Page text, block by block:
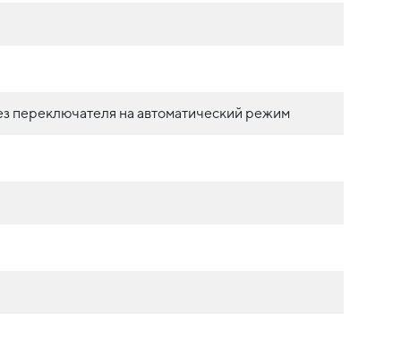
переключателя на автоматический режим